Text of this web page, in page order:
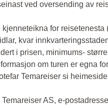
ved oversending av
for
kvar
i prisen, minimums-
om turen er egna
Temareiser si
AS, e-